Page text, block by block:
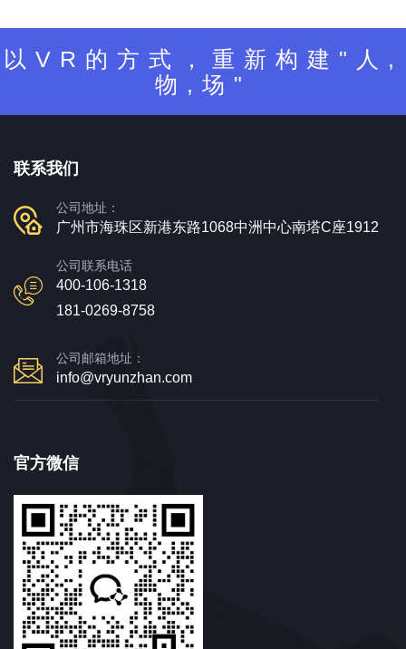
以VR的方式，重新构建"人,
物,场"
联系我们
公司地址：
广州市海珠区新港东路1068中洲中心南塔C座1912
公司联系电话
400-106-1318
181-0269-8758
公司邮箱地址：
info@vryunzhan.com
官方微信